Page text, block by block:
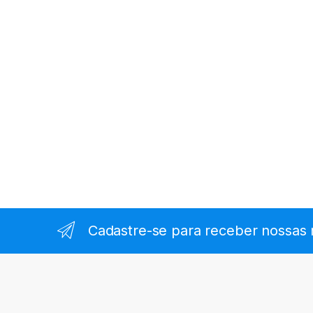
Cadastre-se para receber nossas